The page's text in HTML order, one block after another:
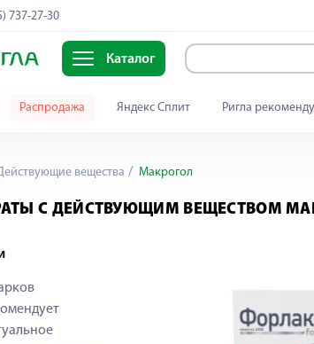
737-27-30
Каталог
Распродажа Яндекс Сплит Ригла
вещества Макрогол
С ДЕЙСТВУЮЩИМ ВЕЩЕСТВОМ